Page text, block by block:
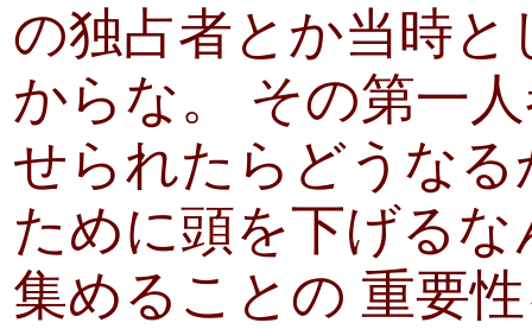
の独占者とか当時
からな。 その第一
せられたらどうな
ために頭を下げる
集めることの 重要